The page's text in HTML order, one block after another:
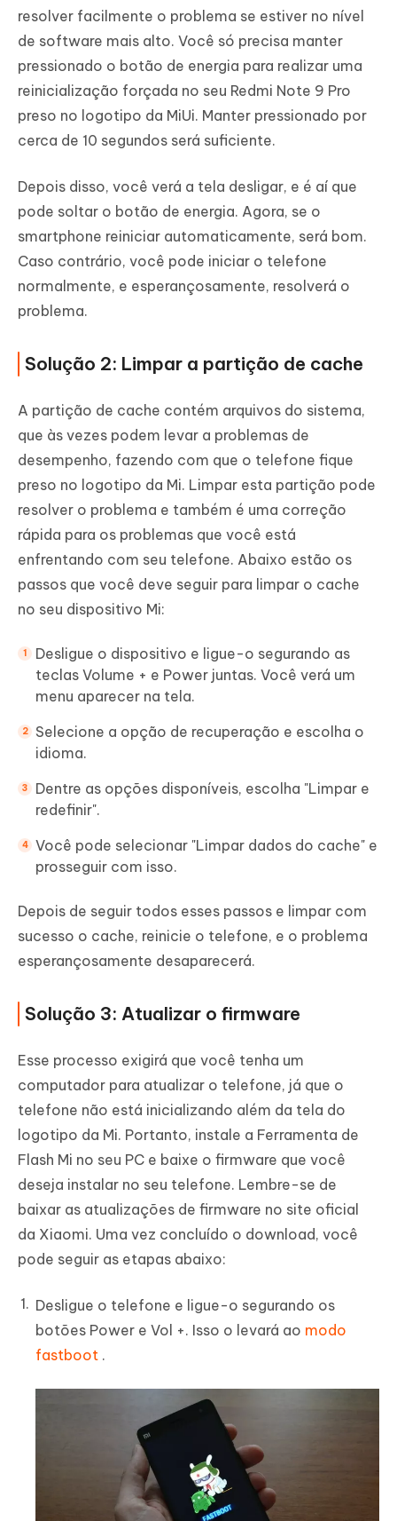
resolver facilmente o problema se estiver no nível
de software mais alto. Você só precisa manter
pressionado o botão de energia para realizar uma
reinicialização forçada no seu Redmi Note 9 Pro
preso no logotipo da MiUi. Manter pressionado por
cerca de 10 segundos será suficiente.
Depois disso, você verá a tela desligar, e é aí que
pode soltar o botão de energia. Agora, se o
smartphone reiniciar automaticamente, será bom.
Caso contrário, você pode iniciar o telefone
normalmente, e esperançosamente, resolverá o
problema.
Solução 2: Limpar a partição de cache
A partição de cache contém arquivos do sistema,
que às vezes podem levar a problemas de
desempenho, fazendo com que o telefone fique
preso no logotipo da Mi. Limpar esta partição pode
resolver o problema e também é uma correção
rápida para os problemas que você está
enfrentando com seu telefone. Abaixo estão os
passos que você deve seguir para limpar o cache
no seu dispositivo Mi:
Desligue o dispositivo e ligue-o segurando as
teclas Volume + e Power juntas. Você verá um
menu aparecer na tela.
Selecione a opção de recuperação e escolha o
idioma.
Dentre as opções disponíveis, escolha "Limpar e
redefinir".
Você pode selecionar "Limpar dados do cache" e
prosseguir com isso.
Depois de seguir todos esses passos e limpar com
sucesso o cache, reinicie o telefone, e o problema
esperançosamente desaparecerá.
Solução 3: Atualizar o firmware
Esse processo exigirá que você tenha um
computador para atualizar o telefone, já que o
telefone não está inicializando além da tela do
logotipo da Mi. Portanto, instale a Ferramenta de
Flash Mi no seu PC e baixe o firmware que você
deseja instalar no seu telefone. Lembre-se de
baixar as atualizações de firmware no site oficial
da Xiaomi. Uma vez concluído o download, você
pode seguir as etapas abaixo:
Desligue o telefone e ligue-o segurando os
botões Power e Vol +. Isso o levará ao modo
fastboot .